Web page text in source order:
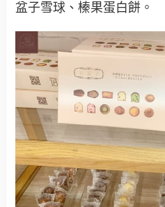
盆子雪球、榛果蛋白餅。